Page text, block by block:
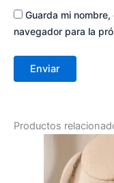
Guarda mi
navegador para la
Productos